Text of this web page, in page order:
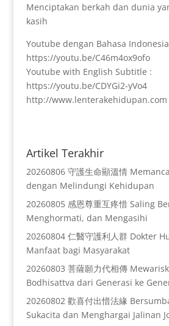
Menciptakan berkah dan dunia
kasih
Youtube dengan Bahasa
https://youtu.be/C46m4ox9ofo
Youtube with English Subtitle :
https://youtu.be/CDYGi2-yVo4
http://www.lenterakehidupan.com
Artikel Terakhir
20260806 守護生命顯溫情
dengan Melindungi Kehidupan
20260805 感恩尊重互疼惜 Saling
Menghormati, dan Mengasihi
20260804 仁醫守護利人群 Dokter
Manfaat bagi Masyarakat
20260803 菩薩願力代相傳
Bodhisattva dari Generasi ke
20260802 歡喜付出惜法緣
Sukacita dan Menghargai Jalinan